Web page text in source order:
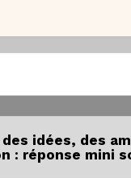
idées, des
: réponse mini